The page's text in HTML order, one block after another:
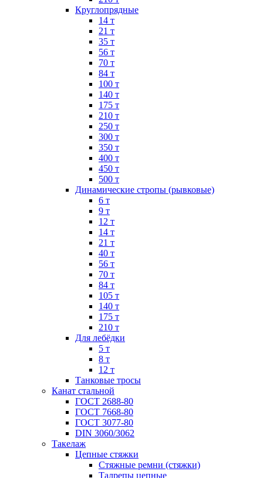
Круглопрядные
14 т
21 т
35 т
56 т
70 т
84 т
100 т
140 т
175 т
210 т
250 т
300 т
350 т
400 т
450 т
500 т
Динамические стропы (рывковые)
6 т
9 т
12 т
14 т
21 т
40 т
56 т
70 т
84 т
105 т
140 т
175 т
210 т
Для лебёдки
5 т
8 т
12 т
Танковые тросы
Канат стальной
ГОСТ 2688-80
ГОСТ 7668-80
ГОСТ 3077-80
DIN 3060/3062
Такелаж
Цепные стяжки
Стяжные ремни (стяжки)
Талрепы цепные